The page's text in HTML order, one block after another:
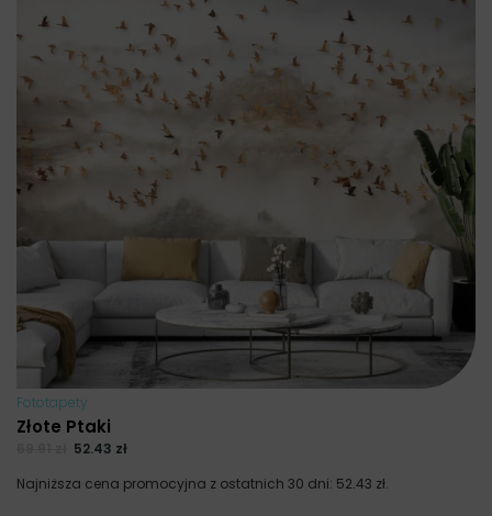
Fototapety
Złote Ptaki
52.43 zł
Najniższa cena promocyjna z ostatnich 30 dni: 52.43 zł.